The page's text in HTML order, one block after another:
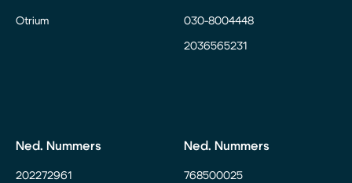
Otrium 030-8004448
2036565231
Ned. Nummers
202272961
Ned. Nummers
768500025